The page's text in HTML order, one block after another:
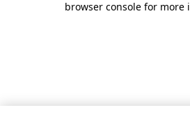
browser console for more